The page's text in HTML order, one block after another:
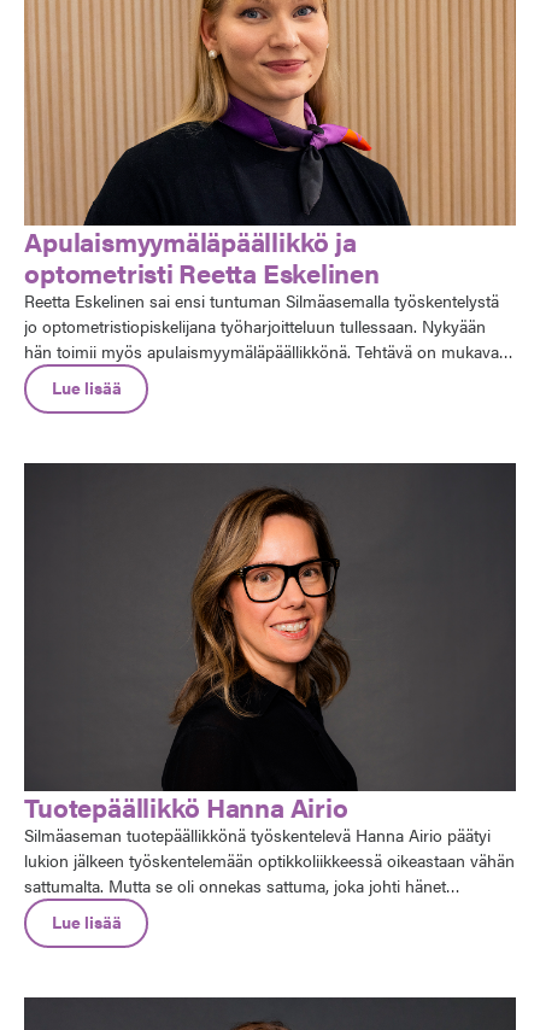
Apulaismyymäläpäällikkö ja
optometristi Reetta Eskelinen
Reetta Eskelinen sai ensi tuntuman Silmäasemalla työskentelystä
jo optometristiopiskelijana työharjoitteluun tullessaan. Nykyään
hän toimii myös apulaismyymäläpäällikkönä. Tehtävä on mukavan
monipuolinen: työajasta noin puolet on optometristin työtä ja
toinen puoli erilaisia myymälän arkea tukevia hallinnollisia töitä.
Lue lisää
Tuotepäällikkö Hanna Airio
Silmäaseman tuotepäällikkönä työskentelevä Hanna Airio päätyi
lukion jälkeen työskentelemään optikkoliikkeessä oikeastaan vähän
sattumalta. Mutta se oli onnekas sattuma, joka johti hänet
mielenkiintoiselle urapolulle. Optikoksi valmistumisen jälkeen hän
on työskennellyt mm. optikkona ja ostopalvelutiimissä, ja viimeisen
Lue lisää